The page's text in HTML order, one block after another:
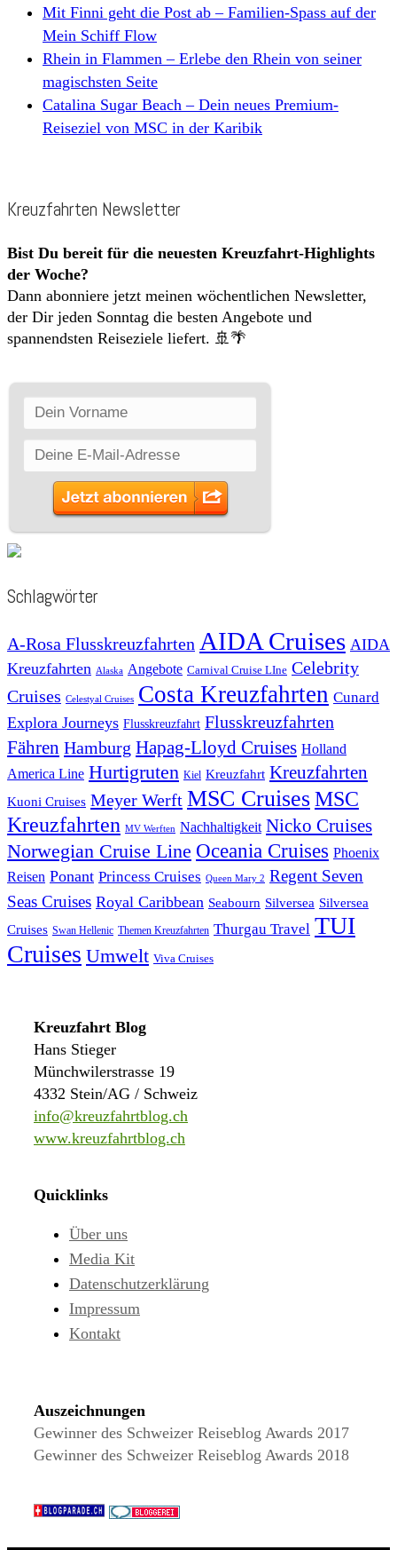
Mit Finni geht die Post ab – Familien-Spass auf der
Mein Schiff Flow
Rhein in Flammen – Erlebe den Rhein von seiner
magischsten Seite
Catalina Sugar Beach – Dein neues Premium-
Reiseziel von MSC in der Karibik
Kreuzfahrten Newsletter
Bist Du bereit für die neuesten Kreuzfahrt-Highlights
der Woche?
Dann abonniere jetzt meinen wöchentlichen Newsletter,
der Dir jeden Sonntag die besten Angebote und
spannendsten Reiseziele liefert. 🚢🌴
Schlagwörter
A-Rosa Flusskreuzfahrten AIDA Cruises AIDA
Kreuzfahrten
Alaska Angebote Carnival Cruise LIne Celebrity
Cruises Celestyal Cruises Costa Kreuzfahrten Cunard
Explora Journeys Flusskreuzfahrt Flusskreuzfahrten
Fähren Hamburg Hapag-Lloyd Cruises Holland
America Line Hurtigruten Kiel Kreuzfahrt Kreuzfahrten
Kuoni Cruises Meyer Werft MSC CruisesMSC
Kreuzfahrten MV Werften Nachhaltigkeit Nicko Cruises
Norwegian Cruise Line Oceania Cruises Phoenix
Reisen Ponant Princess Cruises Queen Mary 2 Regent Seven
Seas Cruises Royal Caribbean Seabourn Silversea Silversea
Cruises Swan Hellenic Themen Kreuzfahrten Thurgau Travel TUI
Cruises Umwelt Viva Cruises
Kreuzfahrt Blog
Hans Stieger
Münchwilerstrasse 19
4332 Stein/AG / Schweiz
info@kreuzfahrtblog.ch
www.kreuzfahrtblog.ch
Quicklinks
Über uns
Media Kit
Datenschutzerklärung
Impressum
Kontakt
Auszeichnungen
Gewinner des Schweizer Reiseblog Awards 2017
Gewinner des Schweizer Reiseblog Awards 2018